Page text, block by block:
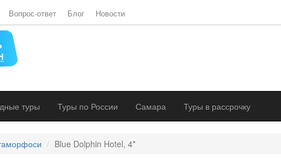
Вопрос-ответ Блог Новости
туры
Туры по России Самара Туры в рассрочку
Blue Dolphin Hotel, 4*